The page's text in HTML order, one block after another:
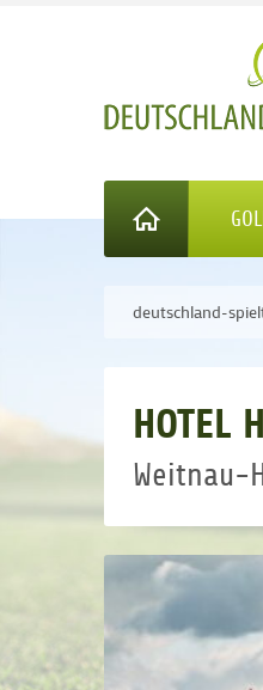
deutschland-
HOTEL
Weitnau-